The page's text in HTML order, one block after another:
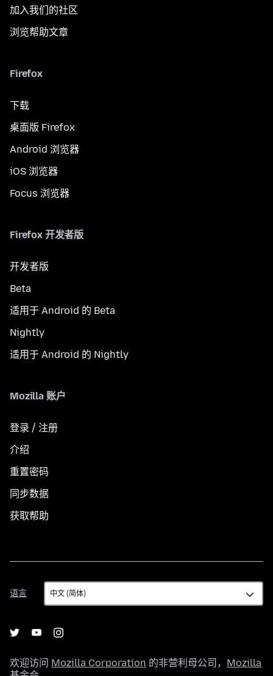
加入我们的社区
浏览帮助文章
Firefox
下载
桌面版 Firefox
Android 浏览器
iOS 浏览器
Focus 浏览器
Firefox 开发者版
开发者版
Beta
适用于 Android 的 Beta
Nightly
适用于 Android 的 Nightly
Mozilla 账户
登录 / 注册
介绍
重置密码
同步数据
获取帮助
语言
语
言
欢迎访问 Mozilla Corporation 的非营利母公司， Mozilla